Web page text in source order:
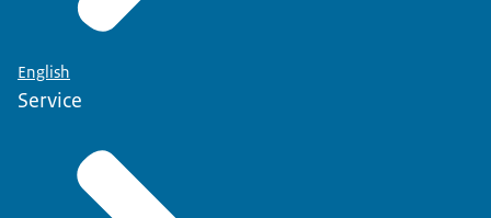
English
Service